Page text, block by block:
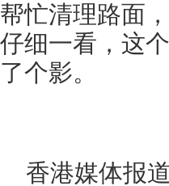
帮忙清理路面
仔细一看，这
了个影。
香港媒体报